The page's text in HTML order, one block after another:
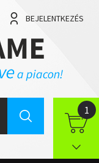
BEJELENTKEZÉS
1